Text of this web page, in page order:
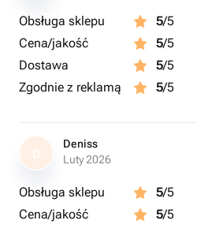
Obsługa sklepu 5/5
Cena/jakość
5/5
Dostawa
5/5
Zgodnie z reklamą
5/5
D
Deniss
Luty 2026
Obsługa sklepu 5/5
Cena/jakość
5/5